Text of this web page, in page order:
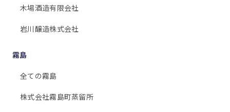
木場酒造有限会社
岩川醸造株式会社
霧島
全ての霧島
株式会社霧島町蒸留所